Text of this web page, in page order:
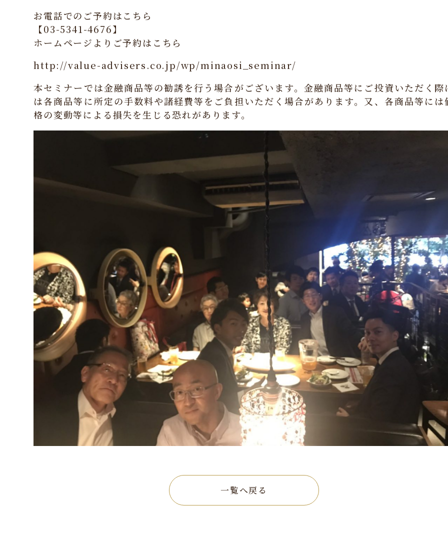
お電話でのご予約はこちら
【03-5341-4676】
ホームページよりご予約はこちら
http://value-advisers.co.jp/wp/minaosi_seminar/
本セミナーでは金融商品等の勧誘を行う場合がございます。金融商品等にご投資いただく際
は各商品等に所定の手数料や諸経費等をご負担いただく場合があります。又、各商品等には
格の変動等による損失を生じる恐れがあります。
一覧へ戻る